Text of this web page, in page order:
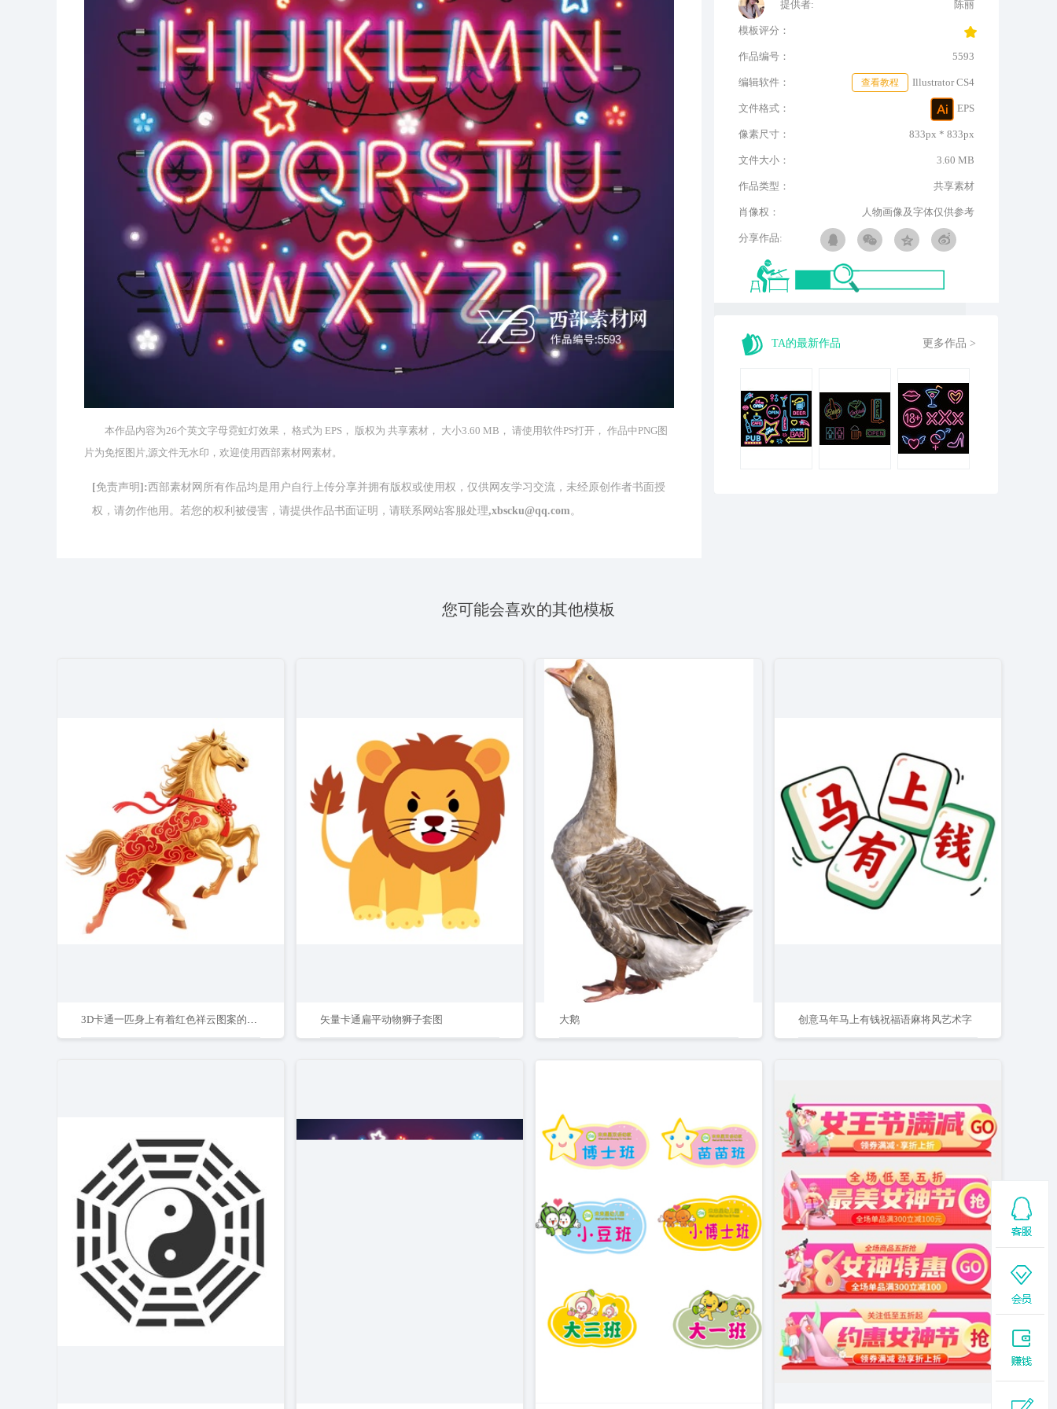
本作品内容为26个英文字母霓虹灯效果， 格式为 EPS， 版权为 共享素材， 大小3.60 MB， 请使用软件PS打开， 作品中PNG图
片为免抠图片,源文件无水印，欢迎使用西部素材网素材。
[免责声明]:西部素材网所有作品均是用户自行上传分享并拥有版权或使用权，仅供网友学习交流，未经原创作者书面授
权，请勿作他用。若您的权利被侵害，请提供作品书面证明，请联系网站客服处理,xbscku@qq.com。
提供者: 陈丽
模板评分：
作品编号： 5593
编辑软件： Illustrator CS4
查看教程
文件格式： EPS
像素尺寸： 833px * 833px
文件大小： 3.60 MB
作品类型： 共享素材
肖像权： 人物画像及字体仅供参考
分享作品:
TA的最新作品 更多作品 >
您可能会喜欢的其他模板
3D卡通一匹身上有着红色祥云图案的金色马免抠元素 矢量卡通扁平动物狮子套图 大鹅 创意马年马上有钱祝福语麻将风艺术字